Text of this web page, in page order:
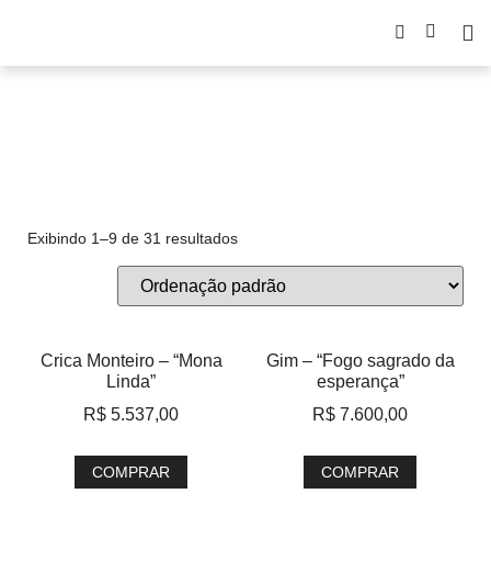
Exibindo 1–9 de 31 resultados
Crica Monteiro – “Mona
Linda”
R$ 5.537,00
COMPRAR
Gim – “Fogo sagrado da
esperança”
R$ 7.600,00
COMPRAR